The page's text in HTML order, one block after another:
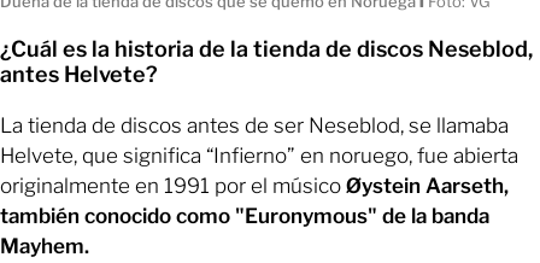
¿Cuál es la historia de la tienda de discos Neseblod,
antes Helvete?
La tienda de discos antes de ser Neseblod, se llamaba
Helvete, que significa “Infierno” en noruego, fue abierta
originalmente en 1991 por el músico Øystein Aarseth,
también conocido como "Euronymous" de la banda
Mayhem.